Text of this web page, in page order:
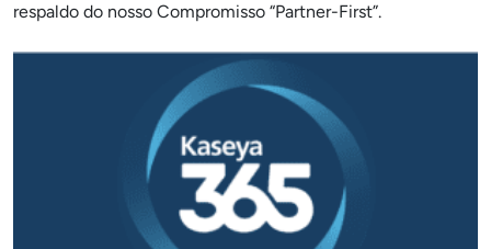
respaldo do nosso Compromisso “Partner-First”.